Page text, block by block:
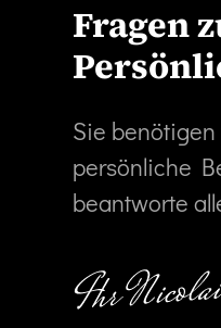
Fragen
Sie
persönliche
beantworte